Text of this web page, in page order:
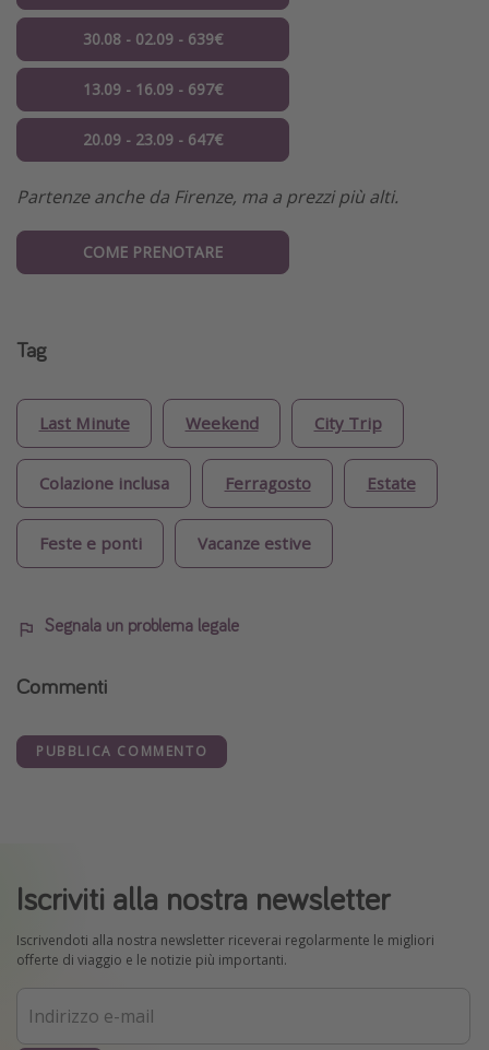
30.08 - 02.09 - 639€
13.09 - 16.09 - 697€
20.09 - 23.09 - 647€
Partenze anche da Firenze, ma a prezzi più alti.
COME PRENOTARE
Tag
Last Minute Weekend City Trip
Colazione inclusa Ferragosto Estate
Feste e ponti Vacanze estive
Segnala un problema legale
Commenti
PUBBLICA COMMENTO
Iscriviti alla nostra newsletter
Iscrivendoti alla nostra newsletter riceverai regolarmente le migliori
offerte di viaggio e le notizie più importanti.